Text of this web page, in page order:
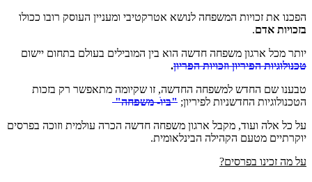
הפכנו את זכויות המשפחה לנושא אטרקטיבי ומעניין העוסק רובו ככולו
בזכויות אדם.
יותר מכל ארגון משפחה חדשה הוא בין המובילים בעולם בתחום יישום
טכנולוגיות הפיריון וזכויות הפריון.
טבענו שם החדש למשפחה החדשה, זו שקיומה מתאפשר רק בזכות
הטכנולוגיות החדשניות לפיריון; "בּיוׁ- משפחה"
על כל אלה ועוד, מקבל ארגון משפחה חדשה הכרה עולמית וזוכה בפרסים
יוקרתיים מטעם הקהילה הבינלאומית.
על מה זכינו בפרסים?